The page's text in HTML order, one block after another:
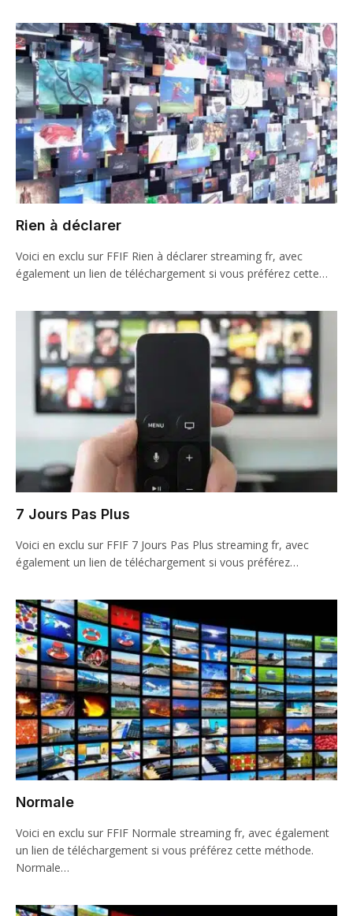
Rien à déclarer
Voici en exclu sur FFIF Rien à déclarer streaming fr, avec
également un lien de téléchargement si vous préférez cette…
7 Jours Pas Plus
Voici en exclu sur FFIF 7 Jours Pas Plus streaming fr, avec
également un lien de téléchargement si vous préférez…
Normale
Voici en exclu sur FFIF Normale streaming fr, avec également
un lien de téléchargement si vous préférez cette méthode.
Normale…